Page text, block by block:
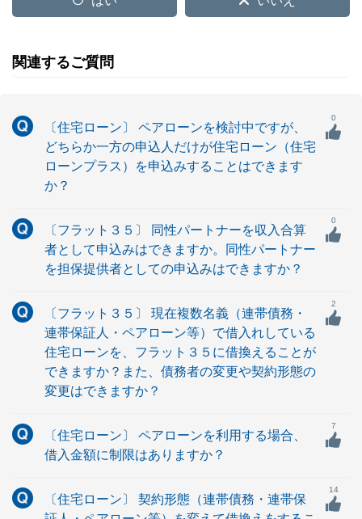
関連するご質問
〔住宅ローン〕 ペアローンを検討中ですが、
どちらか一方の申込人だけが住宅ローン（住宅
ローンプラス）を申込みすることはできます
か？
0
〔フラット３５〕 同性パートナーを収入合算
者として申込みはできますか。同性パートナー
を担保提供者としての申込みはできますか？
0
〔フラット３５〕 現在複数名義（連帯債務・
連帯保証人・ペアローン等）で借入れしている
住宅ローンを、フラット３５に借換えることが
できますか？また、債務者の変更や契約形態の
変更はできますか？
2
〔住宅ローン〕 ペアローンを利用する場合、
借入金額に制限はありますか？
7
〔住宅ローン〕 契約形態（連帯債務・連帯保
14